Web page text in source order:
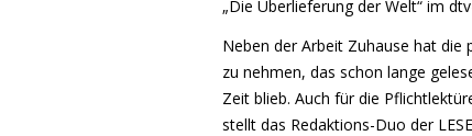
„Die Überlieferung der Welt“ im
Neben der Arbeit Zuhause hat
zu nehmen, das schon lange
Zeit blieb. Auch für die
stellt das Redaktions-Duo der